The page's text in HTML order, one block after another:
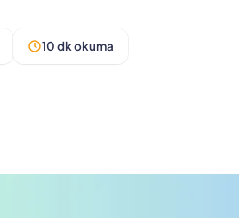
10 dk okuma